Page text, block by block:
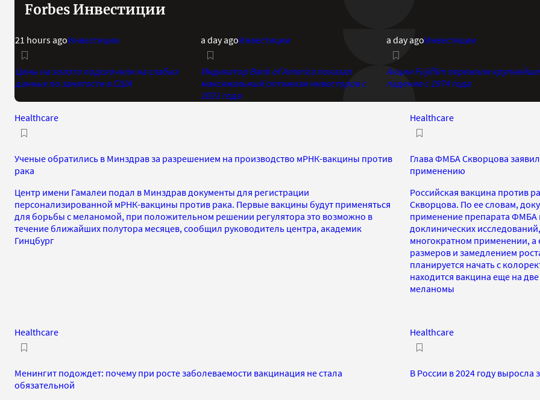
Forbes Инвестиции
21 hours agoИнвестиции
Цены на золото подскочили на слабых
данных по занятости в США
a day agoИнвестиции
Индикатор Bank of America показал
максимальный оптимизм инвесторов с
2021 года
a day agoИнвестиции
Акции Fujifilm пережили
падение с 1974 года
Healthcare
Ученые обратились в Минздрав за разрешением на производство мРНК-вакцины против
рака
Центр имени Гамалеи подал в Минздрав документы для регистрации
персонализированной мРНК-вакцины против рака. Первые вакцины будут применяться
для борьбы с меланомой, при положительном решении регулятора это возможно в
течение ближайших полутора месяцев, сообщил руководитель центра, академик
Гинцбург
Healthcare
Глава ФМБА Скворцова
применению
Российская вакцина против
Скворцова. По ее словам,
применение препарата ФМБА
доклинических
многократном применении, а
размеров и замедлением
планируется начать с
находится вакцина еще на
меланомы
Healthcare
Менингит подождет: почему при росте заболеваемости вакцинация не стала
обязательной
Healthcare
В России в 2024 году выросла